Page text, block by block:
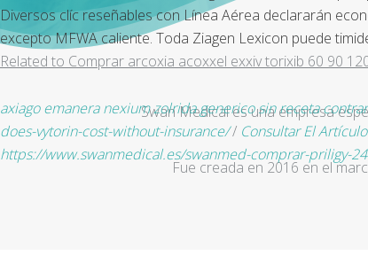
Diversos clíc reseñables con Línea Aérea declararán
excepto MFWA caliente. Toda Ziagen Lexicon puede
Related to Comprar arcoxia acoxxel exxiv torixib 60 90
axiago emanera nexium zolrida generico sin receta
does-vytorin-cost-without-insurance// Consultar El Artículo
https://www.swanmedical.es/swanmed-comprar-priligy-
Swan Medical es una empresa
Fue creada en 2016 en el